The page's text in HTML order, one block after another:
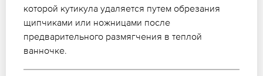
которой кутикула удаляется путем обрезания
щипчиками или ножницами после
предварительного размягчения в теплой
ванночке.